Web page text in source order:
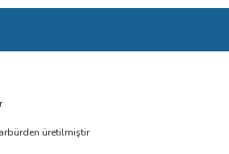
üretilmiştir